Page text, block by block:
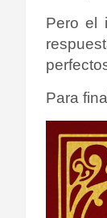
Pero el
Para